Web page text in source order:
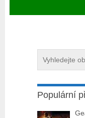
Populární